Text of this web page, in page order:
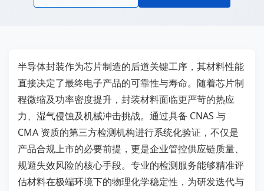
半导体封装作为芯片制造的后道关键工序，其材料性能
直接决定了最终电子产品的可靠性与寿命。随着芯片制
程微缩及功率密度提升，封装材料面临更严苛的热应
力、湿气侵蚀及机械冲击挑战。通过具备 CNAS 与
CMA 资质的第三方检测机构进行系统化验证，不仅是
产品合规上市的必要前提，更是企业管控供应链质量、
规避失效风险的核心手段。专业的检测服务能够精准评
估材料在极端环境下的物理化学稳定性，为研发迭代与